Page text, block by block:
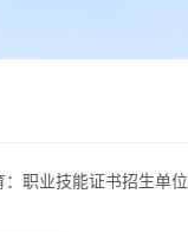
：职业技能证书招生单位